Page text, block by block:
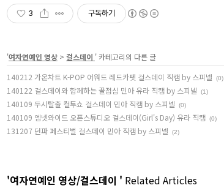
3 구독하기
'여자연예인 영상 > 걸스데이 ' 카테고리의 다른 글
140212 가온차트 K-POP 어워드 레드카펫 걸스데이 직캠 by 스피넬
(0)
140122 걸스데이와 함께하는 꿀점심 민아 유라 직캠 by 스피넬 (1)
140109 두시탈출 컬투쇼 걸스데이 민아 직캠 by 스피넬 (0)
140109 엠넷와이드 오픈스튜디오 걸스데이(Girl's Day) 유라 직캠 (0)
131207 던파 페스티벌 걸스데이 민아 직캠 by 스피넬 (2)
'여자연예인 영상/걸스데이 ' Related Articles